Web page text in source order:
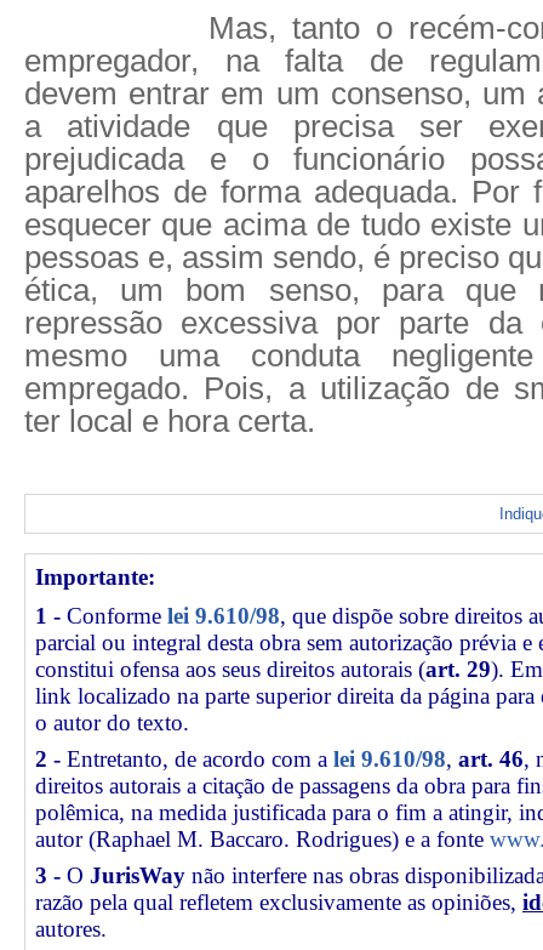
Mas, tanto o recém-
empregador, na falta de
devem entrar em um consenso, um
a atividade que precisa ser
prejudicada e o funcionário
aparelhos de forma adequada. Por
esquecer que acima de tudo existe
pessoas e, assim sendo, é preciso
ética, um bom senso, para que
repressão excessiva por parte da
mesmo uma conduta
empregado. Pois, a utilização de
ter local e hora certa.
Importante:
1 - Conforme lei 9.610/98, que dispõe sobre direitos
parcial ou integral desta obra sem autorização prévia e
constitui ofensa aos seus direitos autorais (art. 29).
link localizado na parte superior direita da página
o autor do texto.
2 - Entretanto, de acordo com a lei 9.610/98, art. 46,
direitos autorais a citação de passagens da obra para
polêmica, na medida justificada para o fim a atingir,
autor (Raphael M. Baccaro. Rodrigues) e a fonte
3 - O JurisWay não interfere nas obras
razão pela qual refletem exclusivamente as opiniões,
autores.